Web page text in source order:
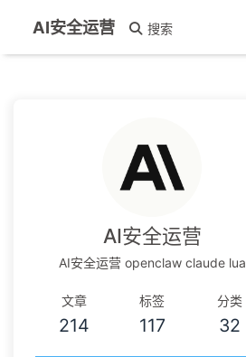
AI安全运营 搜索
AI安全运营
AI安全运营 openclaw claude lua
文章
214
标签
117
分类
32